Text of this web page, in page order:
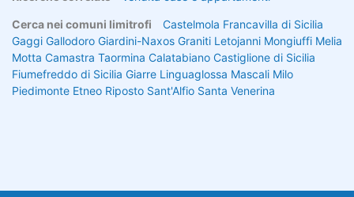
Cerca nei comuni limitrofi Castelmola Francavilla di Sicilia
Gaggi Gallodoro Giardini-Naxos Graniti Letojanni Mongiuffi Melia
Motta Camastra Taormina Calatabiano Castiglione di Sicilia
Fiumefreddo di Sicilia Giarre Linguaglossa Mascali Milo
Piedimonte Etneo Riposto Sant'Alfio Santa Venerina